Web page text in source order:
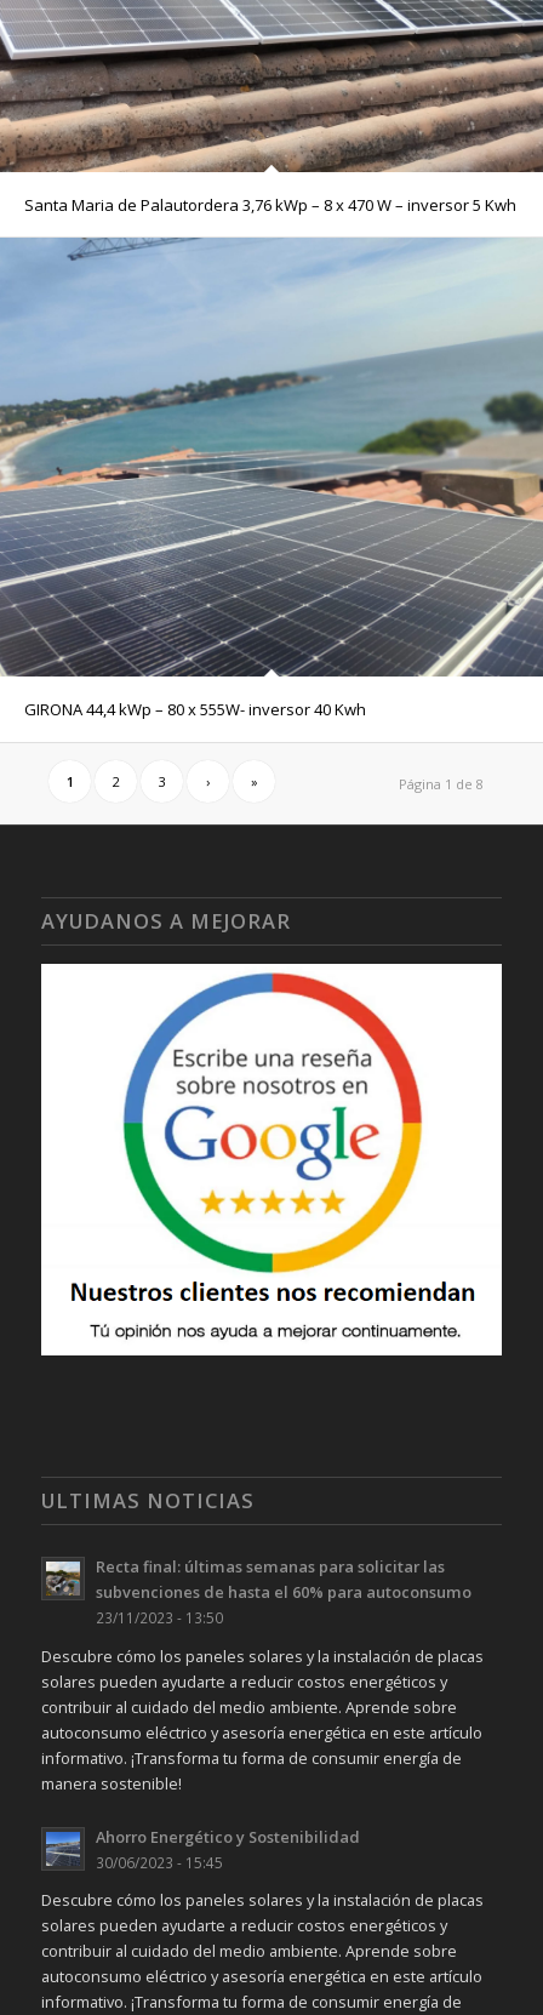
Santa Maria de Palautordera 3,76 kWp – 8 x 470 W – inversor 5 Kwh
GIRONA 44,4 kWp – 80 x 555W- inversor 40 Kwh
Página 1 de 8
1 2 3 › »
AYUDANOS A MEJORAR
ULTIMAS NOTICIAS
Recta final: últimas semanas para solicitar las
subvenciones de hasta el 60% para autoconsumo
23/11/2023 - 13:50
Descubre cómo los paneles solares y la instalación de placas
solares pueden ayudarte a reducir costos energéticos y
contribuir al cuidado del medio ambiente. Aprende sobre
autoconsumo eléctrico y asesoría energética en este artículo
informativo. ¡Transforma tu forma de consumir energía de
manera sostenible!
Ahorro Energético y Sostenibilidad
30/06/2023 - 15:45
Descubre cómo los paneles solares y la instalación de placas
solares pueden ayudarte a reducir costos energéticos y
contribuir al cuidado del medio ambiente. Aprende sobre
autoconsumo eléctrico y asesoría energética en este artículo
informativo. ¡Transforma tu forma de consumir energía de